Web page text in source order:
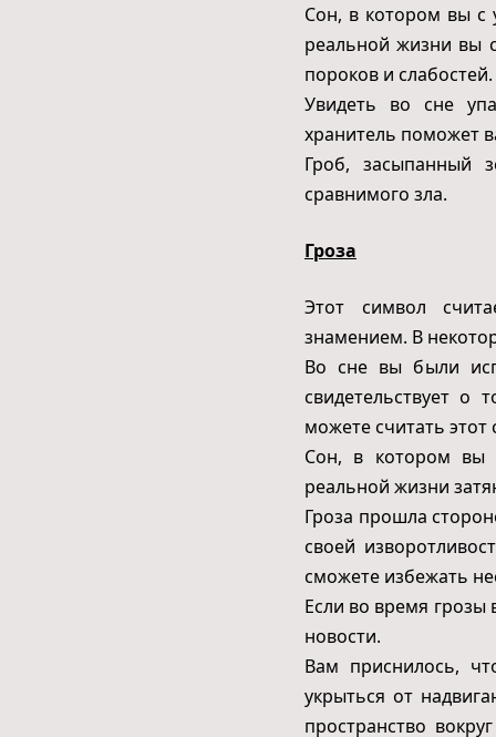
Сон, в котором вы с
реальной жизни вы
пороков и слабостей.
Увидеть во сне
хранитель поможет
Гроб, засыпанный
сравнимого зла.
Гроза
Этот символ
знамением. В
Во сне вы были
свидетельствует о
можете считать
Сон, в котором вы
реальной жизни
Гроза прошла
своей
сможете избежать
Если во время
новости.
Вам приснилось,
укрыться от
пространство